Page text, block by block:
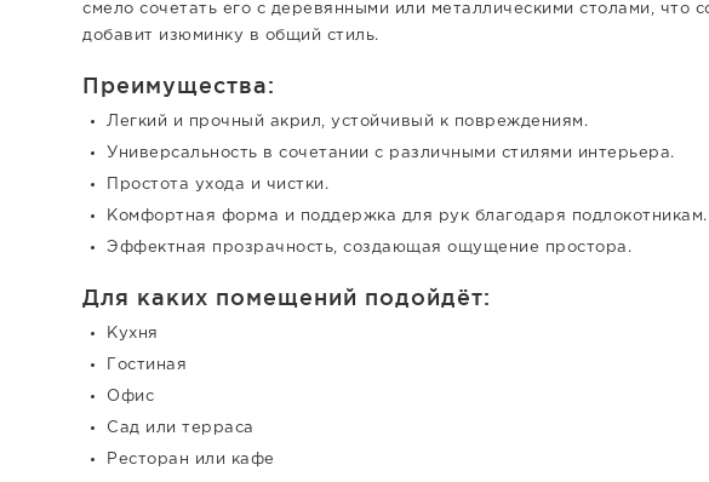
смело сочетать его с деревянными или металлическими столами, что
добавит изюминку в общий стиль.
Преимущества:
Легкий и прочный акрил, устойчивый к повреждениям.
Универсальность в сочетании с различными стилями интерьера.
Простота ухода и чистки.
Комфортная форма и поддержка для рук благодаря подлокотникам.
Эффектная прозрачность, создающая ощущение простора.
Для каких помещений подойдёт:
Кухня
Гостиная
Офис
Сад или терраса
Ресторан или кафе